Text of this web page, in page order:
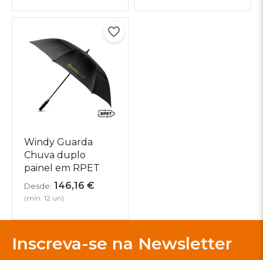
Windy Guarda
Chuva duplo
painel em RPET
Desde: 146,16 €
(mín. 12 un)
Inscreva-se na Newsletter